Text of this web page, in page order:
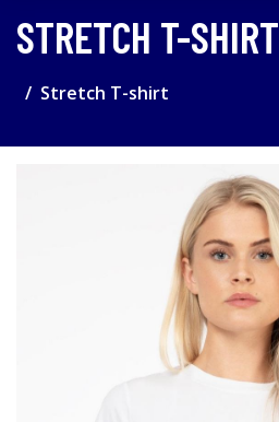
STRETCH T-SHIRT
Stretch T-shirt